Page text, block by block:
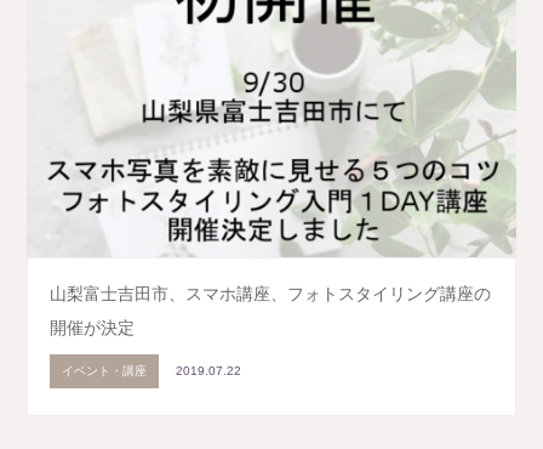
山梨富士吉田市、スマホ講座、フォトスタイリング講座の
開催が決定
イベント・講座 2019.07.22